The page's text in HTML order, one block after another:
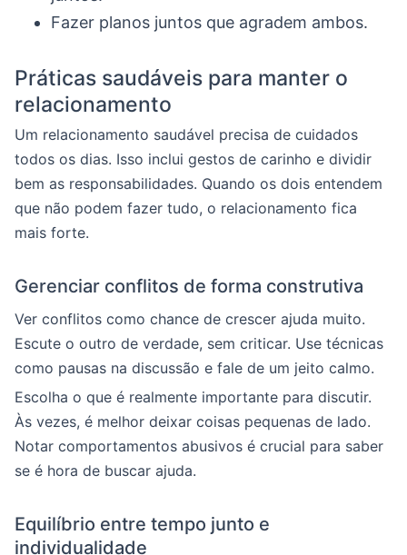
Fazer planos juntos que agradem ambos.
Práticas saudáveis para manter o
relacionamento
Um relacionamento saudável precisa de cuidados
todos os dias. Isso inclui gestos de carinho e dividir
bem as responsabilidades. Quando os dois entendem
que não podem fazer tudo, o relacionamento fica
mais forte.
Gerenciar conflitos de forma construtiva
Ver conflitos como chance de crescer ajuda muito.
Escute o outro de verdade, sem criticar. Use técnicas
como pausas na discussão e fale de um jeito calmo.
Escolha o que é realmente importante para discutir.
Às vezes, é melhor deixar coisas pequenas de lado.
Notar comportamentos abusivos é crucial para saber
se é hora de buscar ajuda.
Equilíbrio entre tempo junto e
individualidade